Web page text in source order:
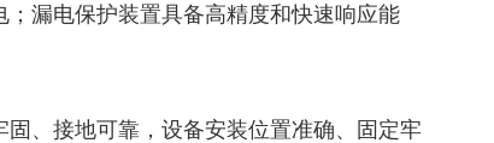
漏电保护装置具备高精度和快速响应能
、接地可靠，设备安装位置准确、固定牢